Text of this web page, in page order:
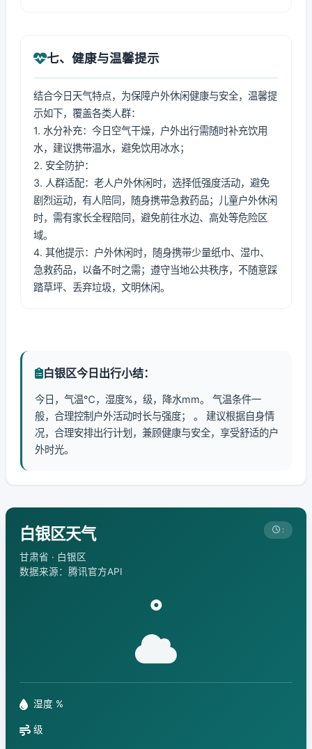
七、健康与温馨提示
结合今日天气特点，为保障户外休闲健康与安全，温馨提
示如下，覆盖各类人群：
1. 水分补充：今日空气干燥，户外出行需随时补充饮用
水，建议携带温水，避免饮用冰水；
2. 安全防护：
3. 人群适配：老人户外休闲时，选择低强度活动，避免
剧烈运动，有人陪同，随身携带急救药品；儿童户外休闲
时，需有家长全程陪同，避免前往水边、高处等危险区
域。
4. 其他提示：户外休闲时，随身携带少量纸巾、湿巾、
急救药品，以备不时之需；遵守当地公共秩序，不随意踩
踏草坪、丢弃垃圾，文明休闲。
白银区今日出行小结：
今日，气温℃，湿度%，级，降水mm。 气温条件一
般，合理控制户外活动时长与强度； 。 建议根据自身情
况，合理安排出行计划，兼顾健康与安全，享受舒适的户
外时光。
白银区天气
甘肃省 · 白银区
数据来源：腾讯官方API
:
°
湿度 %
级